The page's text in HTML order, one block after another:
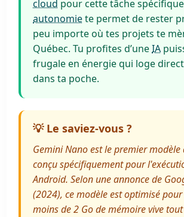
cloud pour cette tâche
autonomiete permet de rester
peu importe où tes projets te
Québec. Tu profites d’uneIA
frugale en énergie qui loge
dans ta poche.
💡 Le saviez-vous ?
Gemini Nano est le premier modèle
conçu spécifiquement pour
Android. Selon une annonce de
(2024), ce modèle est optimisé
moins de 2 Go de mémoire vive